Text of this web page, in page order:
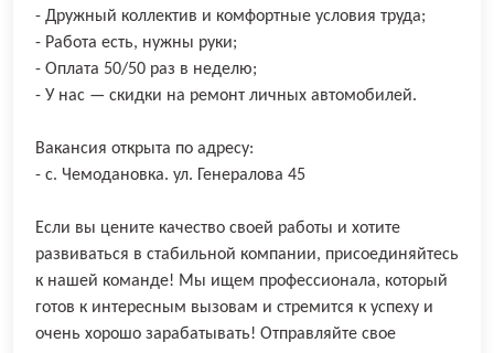
- Дружный коллектив и комфортные условия труда;
- Работа есть, нужны руки;
- Оплата 50/50 раз в неделю;
- У нас — скидки на ремонт личных автомобилей.
Вакансия открыта по адресу:
- с. Чемодановка. ул. Генералова 45
Если вы цените качество своей работы и хотите
развиваться в стабильной компании, присоединяйтесь
к нашей команде! Мы ищем профессионала, который
готов к интересным вызовам и стремится к успеху и
очень хорошо зарабатывать! Отправляйте свое